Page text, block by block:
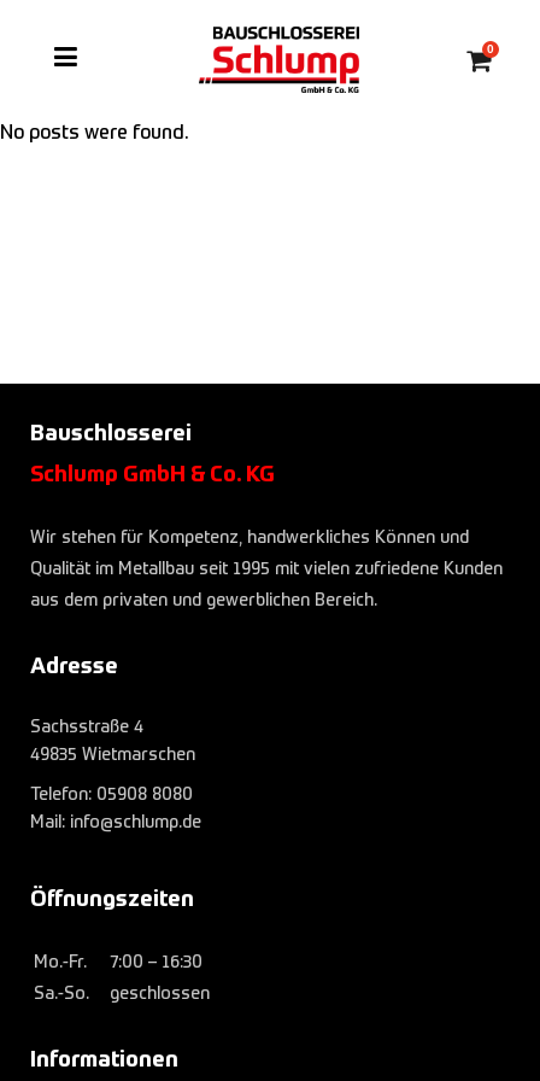
0
No posts were found.
Bauschlosserei
Schlump GmbH & Co. KG
Wir stehen für Kompetenz, handwerkliches Können und
Qualität im Metallbau seit 1995 mit vielen zufriedene Kunden
aus dem privaten und gewerblichen Bereich.
Adresse
Sachsstraße 4
49835 Wietmarschen
Telefon: 05908 8080
Mail: info@schlump.de
Öffnungszeiten
Mo.-Fr.
7:00 – 16:30
Sa.-So.
geschlossen
Informationen